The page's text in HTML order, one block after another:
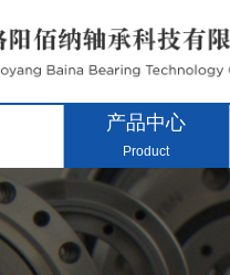
产品中心
Product